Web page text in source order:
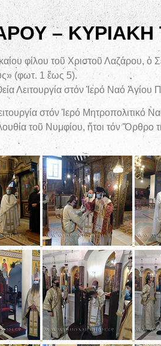
–
φίλου τοῦ Χριστοῦ Λαζάρου, ὁ
(φωτ. 1 ἕως 5).
Λειτουργία στόν Ἱερό Ναό Ἁγίου
στόν Ἱερό Μητροπολιτικό
τοῦ Νυμφίου, ἤτοι τόν Ὄρθρο